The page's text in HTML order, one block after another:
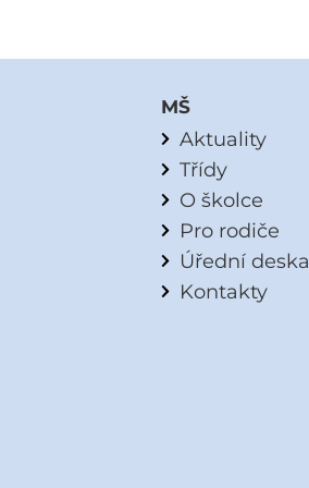
MŠ
Aktuality
Třídy
O školce
Pro rodiče
Úřední deska
Kontakty